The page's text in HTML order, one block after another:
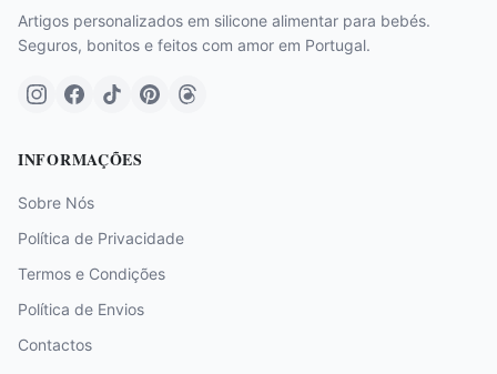
Artigos personalizados em silicone alimentar para bebés.
Seguros, bonitos e feitos com amor em Portugal.
INFORMAÇÕES
Sobre Nós
Política de Privacidade
Termos e Condições
Política de Envios
Contactos